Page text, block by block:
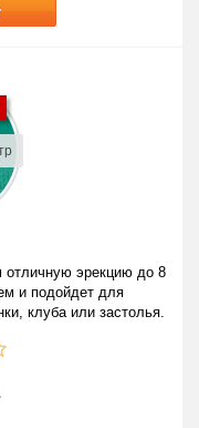
отличную эрекцию до 8
и подойдет для
клуба или застолья.